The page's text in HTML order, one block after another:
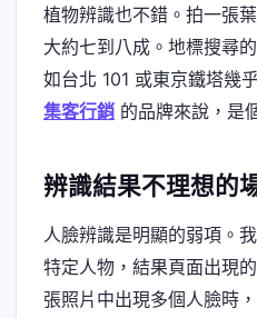
植物辨識也不錯。拍一張
大約七到八成。地標搜尋
如台北 101 或東京鐵塔幾
集客行銷 的品牌來說，是
辨識結果不理想的
人臉辨識是明顯的弱項。
特定人物，結果頁面出現
張照片中出現多個人臉時